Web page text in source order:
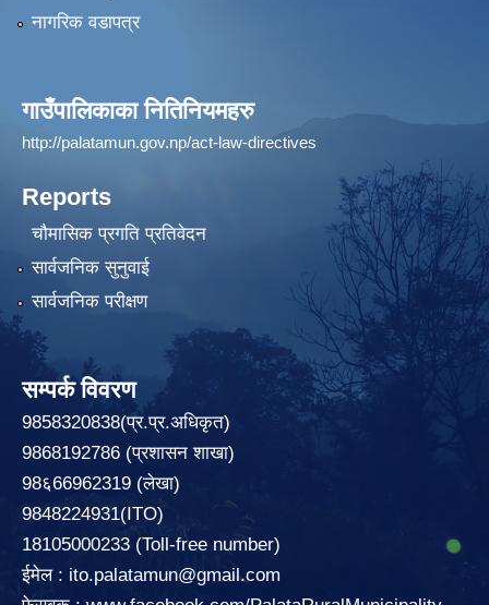
नागरिक वडापत्र
गाउँपालिकाका नितिनियमहरु
http://palatamun.gov.np/act-law-directives
Reports
चौमासिक प्रगति प्रतिवेदन
सार्वजनिक सुनुवाई
सार्वजनिक परीक्षण
सम्पर्क विवरण
9858320838(प्र.प्र.अधिकृत)
9868192786 (प्रशासन शाखा)
98६66962319 (लेखा)
9848224931(ITO)
18105000233 (Toll-free number)
ईमेल : ito.palatamun@gmail.com